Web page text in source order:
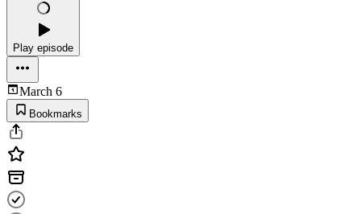
Play episode
March 6
Bookmarks